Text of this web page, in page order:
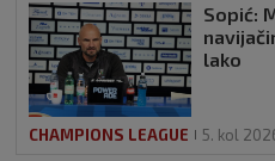
Sopić:
lako
CHAMPIONS LEAGUE 5. kol